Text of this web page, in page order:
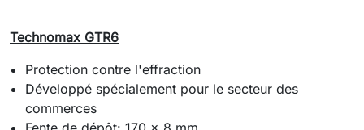
Technomax GTR6
Protection contre l'effraction
Développé spécialement pour le secteur des
commerces